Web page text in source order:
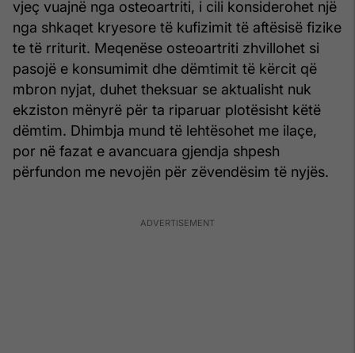
vjeç vuajnë nga osteoartriti, i cili konsiderohet një
nga shkaqet kryesore të kufizimit të aftësisë fizike
te të rriturit. Meqenëse osteoartriti zhvillohet si
pasojë e konsumimit dhe dëmtimit të kërcit që
mbron nyjat, duhet theksuar se aktualisht nuk
ekziston mënyrë për ta riparuar plotësisht këtë
dëmtim. Dhimbja mund të lehtësohet me ilaçe,
por në fazat e avancuara gjendja shpesh
përfundon me nevojën për zëvendësim të nyjës.